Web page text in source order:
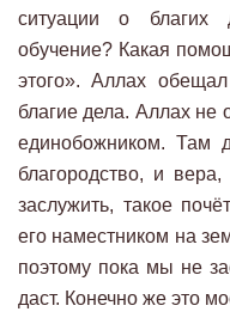
ситуации о благих
обучение? Какая
этого». Аллах
благие дела. Аллах не
единобожником. Там
благородство, и
заслужить, такое
его наместником на
поэтому пока мы не
даст. Конечно же это